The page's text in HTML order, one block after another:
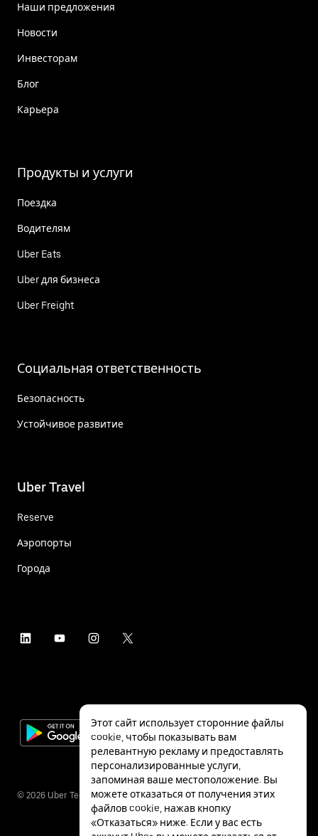
Наши предложения
Новости
Инвесторам
Блог
Карьера
Продукты и услуги
Поездка
Водителям
Uber Eats
Uber для бизнеса
Uber Freight
Социальная ответственность
Безопасность
Устойчивое развитие
Uber Travel
Reserve
Аэропорты
Города
© 2026 Uber Technologies Inc.
Этот сайт использует сторонние файлы
cookie, чтобы показывать вам
релевантную рекламу и предоставлять
персонализированные услуги,
запоминая ваше местоположение. Вы
можете отказаться от получения этих
файлов cookie, нажав кнопку
«Отказаться» ниже. Если у вас есть